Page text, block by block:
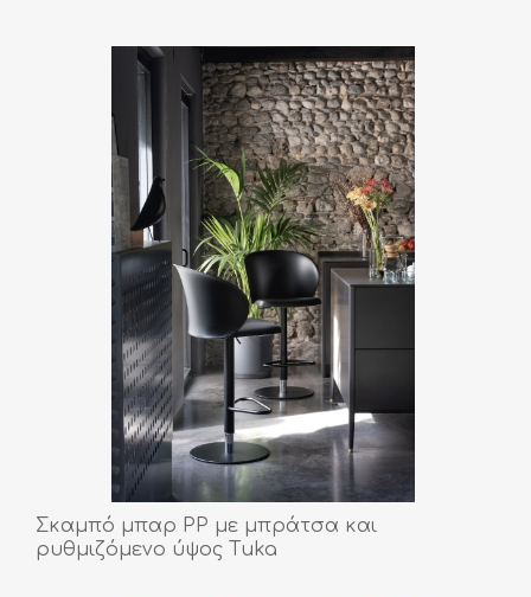
Σκαμπό μπαρ PP με μπράτσα και
ρυθμιζόμενο ύψος Τuka